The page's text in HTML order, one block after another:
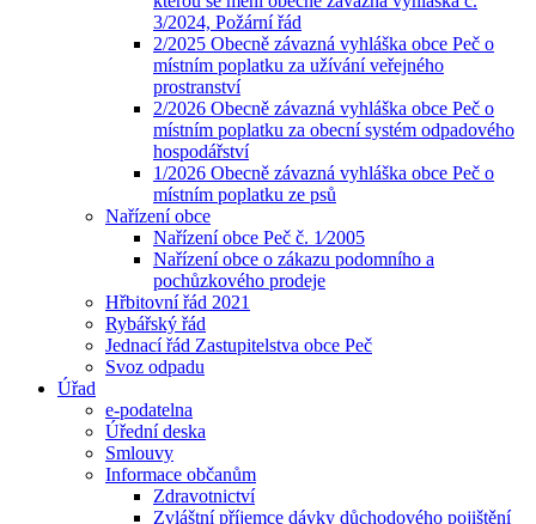
3/2024, Požární řád
2/2025 Obecně závazná vyhláška obce Peč o
místním poplatku za užívání veřejného
prostranství
2/2026 Obecně závazná vyhláška obce Peč o
místním poplatku za obecní systém odpadového
hospodářství
1/2026 Obecně závazná vyhláška obce Peč o
místním poplatku ze psů
Nařízení obce
Nařízení obce Peč č. 1⁄2005
Nařízení obce o zákazu podomního a
pochůzkového prodeje
Hřbitovní řád 2021
Rybářský řád
Jednací řád Zastupitelstva obce Peč
Svoz odpadu
Úřad
e-podatelna
Úřední deska
Smlouvy
Informace občanům
Zdravotnictví
Zvláštní příjemce dávky důchodového pojištění